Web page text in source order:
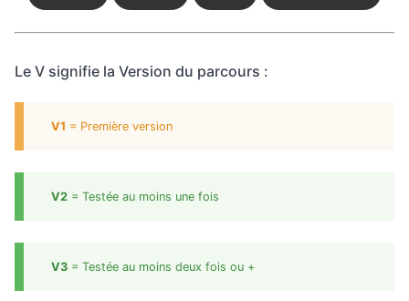
Le V signifie la Version du parcours :
V1 = Première version
V2 = Testée au moins une fois
V3 = Testée au moins deux fois ou +